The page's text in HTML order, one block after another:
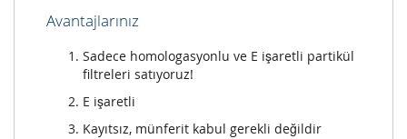
Avantajlarınız
Sadece homologasyonlu ve E işaretli partikül
filtreleri satıyoruz!
E işaretli
Kayıtsız, münferit kabul gerekli değildir